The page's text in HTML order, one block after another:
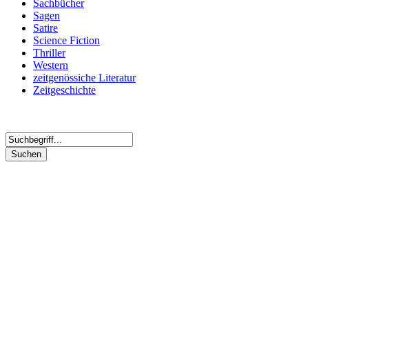
Sachbücher
Sagen
Satire
Science Fiction
Thriller
Western
zeitgenössiche Literatur
Zeitgeschichte